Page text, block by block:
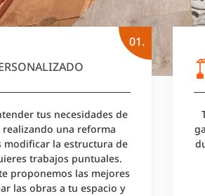
01.
tus necesidades de
una reforma
modificar la estructura de
trabajos puntuales.
proponemos las mejores
las obras a tu espacio y